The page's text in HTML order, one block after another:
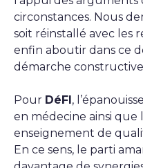
circonstances. Nous
soit réinstallé avec les
enfin aboutir dans ce
démarche
Pour DéFI,
en médecine ainsi que
enseignement de
En ce sens, le parti